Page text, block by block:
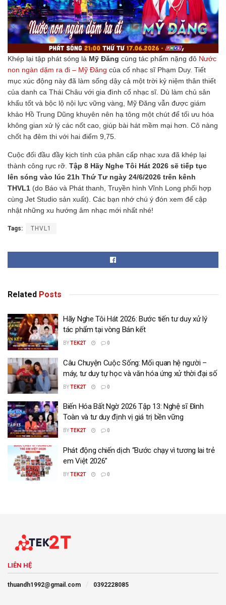
Khép lại tập phát sóng là Mỹ Đăng cùng tác phẩm nặng đô Nước
non ngàn dặm ra đi – Mỹ Đăng của cố nhạc sĩ Phạm Duy. Tiết
mục xúc động này đã làm sống dậy cả một trời kỷ niệm thân thiết
của danh ca Thái Châu với gia đình cố nhạc sĩ. Dù làm chủ sân
khấu tốt và bộc lộ nội lực vững vàng, Mỹ Đăng vẫn được giám
khảo Hồ Trung Dũng khuyên nên hạ tông một chút để tối ưu hóa
không gian xử lý các nốt cao, giúp bài hát mềm mại hơn. Cô nàng
chốt hạ đêm thi với hai điểm 9,75.
Cuộc đối đầu đầy kịch tính của phân cấp nhạc xưa đã khép lại
thành công rực rỡ. Tập 8 Hãy Nghe Tôi Hát 2026 sẽ tiếp tục
lên sóng vào lúc 21h Thứ Tư ngày 24/6/2026 trên kênh
THVL1 (do Báo và Phát thanh, Truyền hình Vĩnh Long phối hợp
cùng Jet Studio sản xuất). Các bạn nhớ chú ý đón xem để cập
nhật những xu hướng âm nhạc mới nhất nhé!
Tags: THVL1
Related Posts
Hãy Nghe Tôi Hát 2026: Bước tiến tư duy xử lý
tác phẩm tại vòng Bán kết
BYTEK2T 0
Câu Chuyện Cuộc Sống: Mối quan hệ người –
máy, tư duy tự học và văn hóa ứng xử thời đại số
BYTEK2T 0
Biến Hóa Bất Ngờ 2026 Tập 13: Nghệ sĩ Đình
Toàn và tư duy định vị giá trị bền vững
BYTEK2T 0
Phát động chiến dịch “Bước chạy vì tương lai trẻ
em Việt 2026”
BYTEK2T 0
LIÊN HỆ
thuandh1992@gmail.com 0392228085